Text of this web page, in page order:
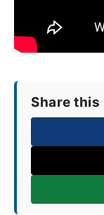
Share this